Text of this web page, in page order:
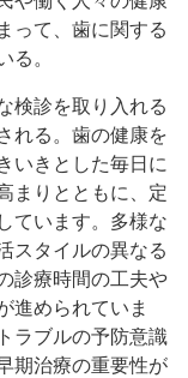
って、歯に関する
る。
検診を取り入れる
れる。歯の健康を
いきとした毎日に
まりとともに、定
ています。多様な
スタイルの異なる
診療時間の工夫や
進められていま
ラブルの予防意識
期治療の重要性が